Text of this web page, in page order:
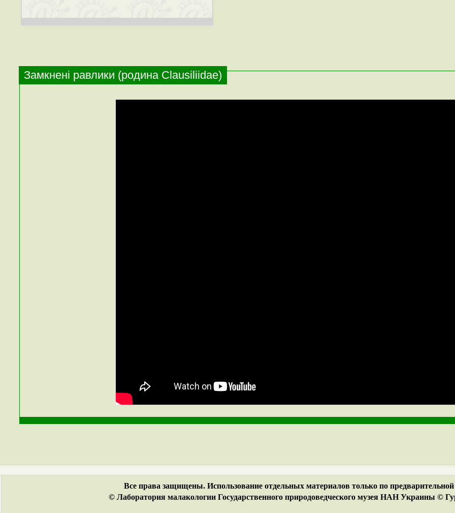
Замкнені равлики (родина Clausiliidae)
Все права защищены. Использование отдельных материалов только по предварительной
© Лаборатория малакологии Государственного природоведческого музея НАН Украины ©